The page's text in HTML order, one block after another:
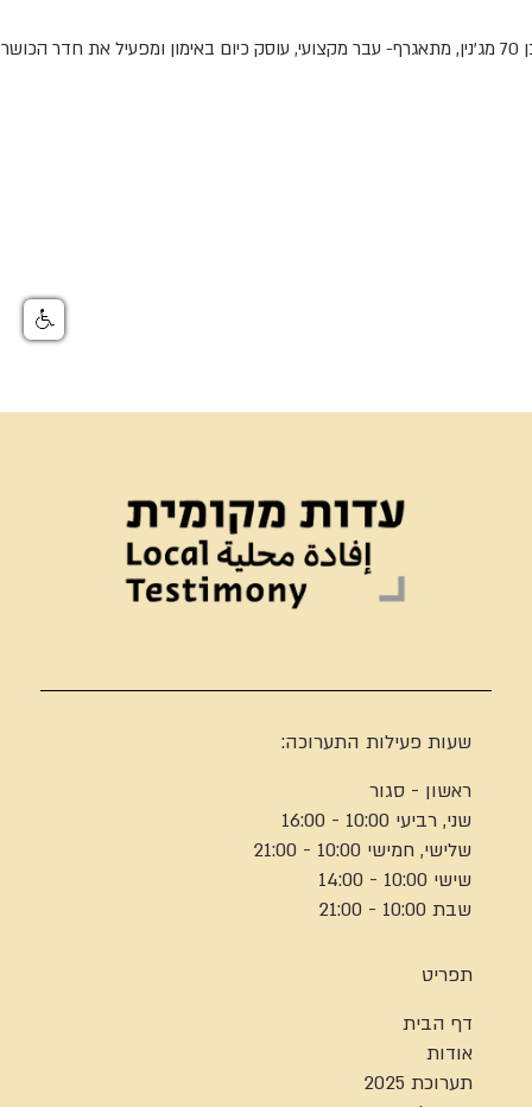
מוחמד שחאדה, פלשתיני בן 70 מג’נין, מתאגרף- עבר מקצועי, עוסק כיום באימון ומפעיל את
שעות פעילות התערוכה:
ראשון - סגור
שני, רביעי 10:00 - 16:00
שלישי, חמישי 10:00 - 21:00
שישי 10:00 - 14:00
שבת 10:00 - 21:00
תפריט
דף הבית
אודות
תערוכת 2025